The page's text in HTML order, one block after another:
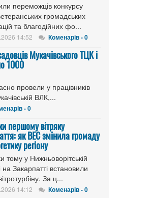
переможців конкурсу
громадських
та благодійних фо...
14:52 Коменарів - 0
Мукачівського ТЦК і
1000
провели у працівників
ВЛК,...
- 0
першому вітряку
як ВЕС змінила громаду
регіону
тому у Нижньоворітській
на Закарпатті встановили
За ц...
14:12 Коменарів - 0